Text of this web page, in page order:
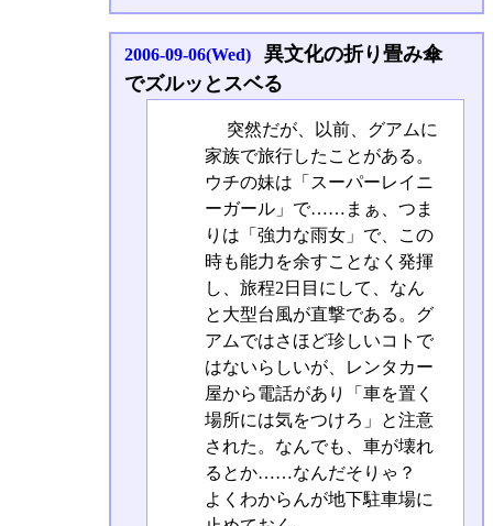
2006-09-06(Wed)
異文化の折り畳み傘
でズルッとスベる
突然だが、以前、グアムに
家族で旅行したことがある。
ウチの妹は「スーパーレイニ
ーガール」で……まぁ、つま
りは「強力な雨女」で、この
時も能力を余すことなく発揮
し、旅程2日目にして、なん
と大型台風が直撃である。グ
アムではさほど珍しいコトで
はないらしいが、レンタカー
屋から電話があり「車を置く
場所には気をつけろ」と注意
された。なんでも、車が壊れ
るとか……なんだそりゃ？
よくわからんが地下駐車場に